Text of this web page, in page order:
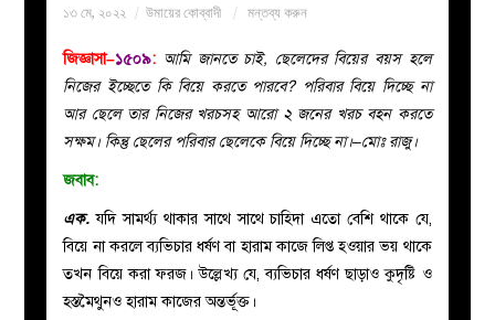
নারীদের
পাতা
মজলিস
প্রশ্ন
করুন
১৩ মে, ২০২২ উমায়ের কোব্বাদী মন্তব্য করুন
জিজ্ঞাসা–১৫০৯: আমি জানতে চাই, ছেলেদের বিয়ের বয়স হলে
নিজের ইচ্ছেতে কি বিয়ে করতে পারবে? পরিবার বিয়ে দিচ্ছে না
আর ছেলে তার নিজের খরচসহ আরো ২ জনের খরচ বহন করতে
সক্ষম। কিন্তু ছেলের পরিবার ছেলেকে বিয়ে দিচ্ছে না।–মোঃ রাজু।
জবাব:
এক. যদি সামর্থ্য থাকার সাথে সাথে চাহিদা এতো বেশি থাকে যে,
বিয়ে না করলে ব্যভিচার ধর্ষণ বা হারাম কাজে লিপ্ত হওয়ার ভয় থাকে
তখন বিয়ে করা ফরজ। উল্লেখ্য যে, ব্যভিচার ধর্ষণ ছাড়াও কুদৃষ্টি ও
হস্তমৈথুনও হারাম কাজের অন্তর্ভূক্ত।